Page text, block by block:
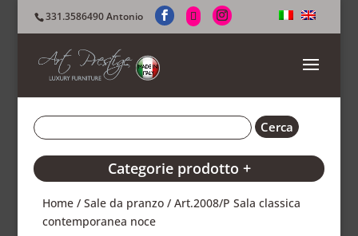
331.3586490 Antonio
Categorie prodotto +
Home /Sale da pranzo / Art.2008/P Sala classica
contemporanea noce